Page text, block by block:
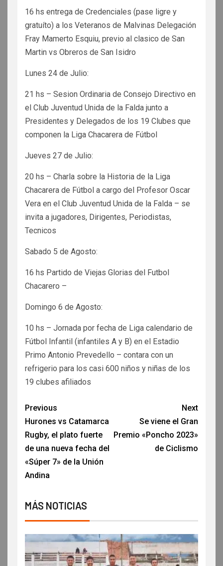
16 hs entrega de Credenciales (pase ligre y
gratuíto) a los Veteranos de Malvinas Delegación
Fray Mamerto Esquiu, previo al clasico de San
Martin vs Obreros de San Isidro
Lunes 24 de Julio:
21 hs – Sesion Ordinaria de Consejo Directivo en
el Club Juventud Unida de la Falda junto a
Presidentes y Delegados de los 19 Clubes que
componen la Liga Chacarera de Fútbol
Jueves 27 de Julio:
20 hs – Charla sobre la Historia de la Liga
Chacarera de Fútbol a cargo del Profesor Oscar
Vera en el Club Juventud Unida de la Falda – se
invita a jugadores, Dirigentes, Periodistas,
Tecnicos
Sabado 5 de Agosto:
16 hs Partido de Viejas Glorias del Futbol
Chacarero –
Domingo 6 de Agosto:
10 hs – Jornada por fecha de Liga calendario de
Fútbol Infantil (infantiles A y B) en el Estadio
Primo Antonio Prevedello – contara con un
refrigerio para los casi 600 niños y niñas de los
19 clubes afiliados
Previous
Hurones vs Catamarca
Rugby, el plato fuerte
de una nueva fecha del
«Súper 7» de la Unión
Andina
Next
Se viene el Gran
Premio «Poncho 2023»
de Ciclismo
MÁS NOTICIAS